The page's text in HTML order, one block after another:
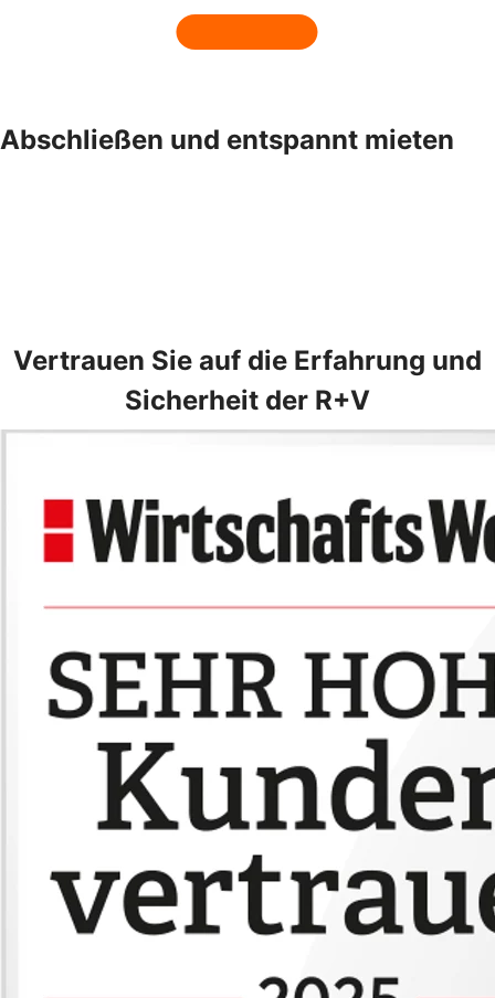
Abschließen und entspannt mieten
Vertrauen Sie auf die Erfahrung und
Sicherheit der R+V